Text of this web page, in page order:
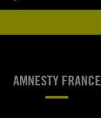
AMNESTY FRANCE